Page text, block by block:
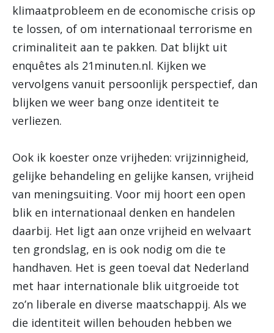
klimaatprobleem en de economische crisis op
te lossen, of om internationaal terrorisme en
criminaliteit aan te pakken. Dat blijkt uit
enquêtes als 21minuten.nl. Kijken we
vervolgens vanuit persoonlijk perspectief, dan
blijken we weer bang onze identiteit te
verliezen.
Ook ik koester onze vrijheden: vrijzinnigheid,
gelijke behandeling en gelijke kansen, vrijheid
van meningsuiting. Voor mij hoort een open
blik en internationaal denken en handelen
daarbij. Het ligt aan onze vrijheid en welvaart
ten grondslag, en is ook nodig om die te
handhaven. Het is geen toeval dat Nederland
met haar internationale blik uitgroeide tot
zo’n liberale en diverse maatschappij. Als we
die identiteit willen behouden hebben we